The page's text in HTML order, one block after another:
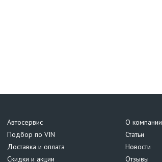
Автосервис
Подбор по VIN
Доставка и оплата
Скидки и акции
О компании
Статьи
Новости
Отзывы